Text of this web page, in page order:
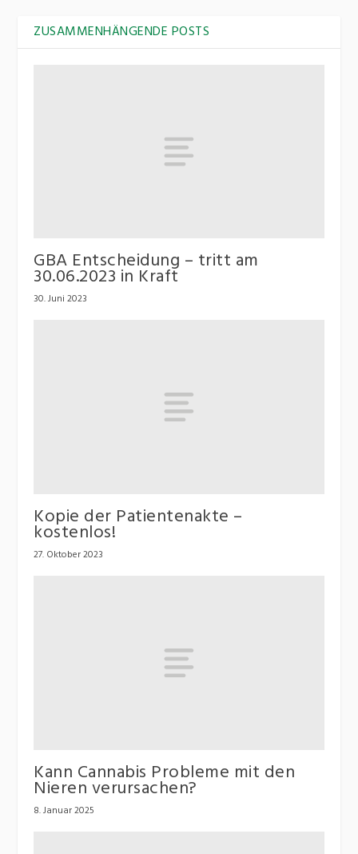
ZUSAMMENHÄNGENDE POSTS
GBA Entscheidung – tritt am
30.06.2023 in Kraft
30. Juni 2023
Kopie der Patientenakte –
kostenlos!
27. Oktober 2023
Kann Cannabis Probleme mit den
Nieren verursachen?
8. Januar 2025